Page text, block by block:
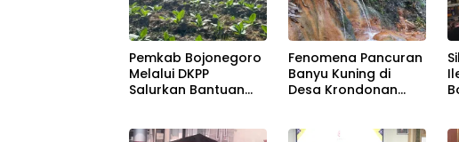
Pemkab Bojonegoro
Melalui DKPP
Salurkan Bantuan
Fenomena Pancuran
Banyu Kuning di
Desa Krondonan